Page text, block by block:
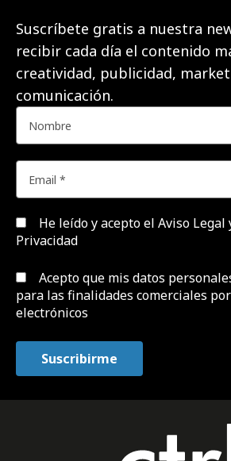
Suscríbete gratis a nuestra
recibir cada día el contenido
creatividad, publicidad,
comunicación.
He leído y acepto el Aviso Legal
Privacidad
Acepto que mis datos
para las finalidades comerciales
electrónicos